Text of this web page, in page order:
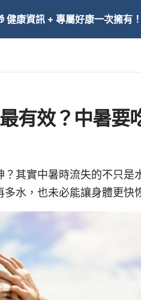
健康資訊 + 專屬好康一次擁有
有效？中暑要
其實中暑時流失的不只是
水，也未必能讓身體更快